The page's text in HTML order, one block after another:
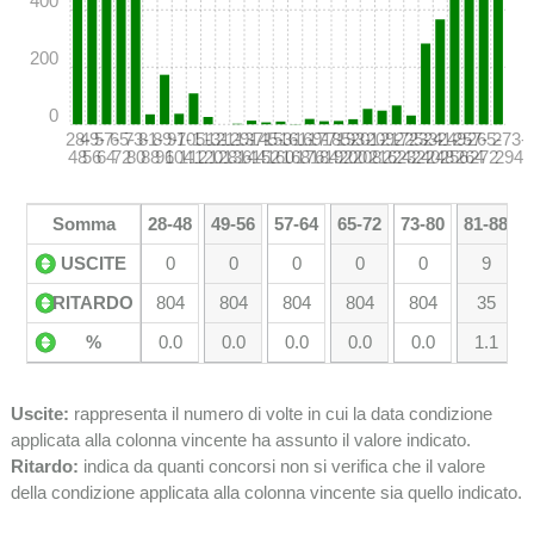
28-
48
49-
56
57-
64
65-
72
73-
80
81-
88
89-
96
97-
104
105-
112
113-
120
121-
128
129-
136
137-
144
145-
152
153-
160
161-
168
169-
176
177-
184
185-
192
193-
200
201-
208
209-
216
217-
224
225-
232
233-
240
241-
248
249-
256
257-
264
265-
272
273-
294
0
200
Somma
USCITE
RITARDO
%
28-48
0
804
0.0
49-56
0
804
0.0
57-64
0
804
0.0
65-72
0
804
0.0
73-80
0
804
0.0
81-88
9
35
1.1
Uscite: rappresenta il numero di volte in cui la data condizione
applicata alla colonna vincente ha assunto il valore indicato.
Ritardo: indica da quanti concorsi non si verifica che il valore
della condizione applicata alla colonna vincente sia quello indicato.